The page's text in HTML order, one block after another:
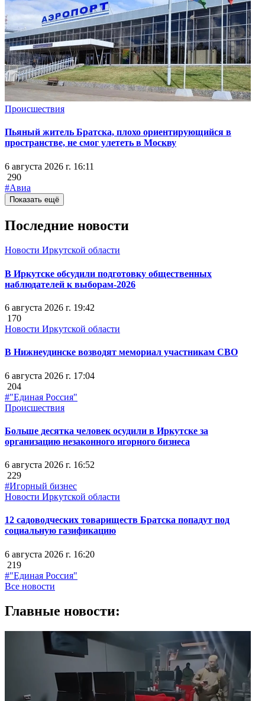
Происшествия
Пьяный житель Братска, плохо ориентирующийся в
пространстве, не смог улететь в Москву
6 августа 2026 г. 16:11
290
#Авиа
Показать ещё
Последние новости
Новости Иркутской области
В Иркутске обсудили подготовку общественных
наблюдателей к выборам-2026
6 августа 2026 г. 19:42
170
Новости Иркутской области
В Нижнеудинске возводят мемориал участникам СВО
6 августа 2026 г. 17:04
204
#"Единая Россия"
Происшествия
Больше десятка человек осудили в Иркутске за
организацию незаконного игорного бизнеса
6 августа 2026 г. 16:52
229
#Игорный бизнес
Новости Иркутской области
12 садоводческих товариществ Братска попадут под
социальную газификацию
6 августа 2026 г. 16:20
219
#"Единая Россия"
Все новости
Главные новости: